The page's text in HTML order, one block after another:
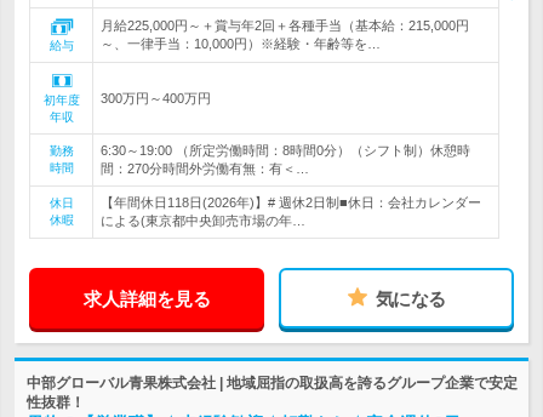
給与
月給225,000円～＋賞与年2回＋各種手当（基本給：215,000円
～、一律手当：10,000円）※経験・年齢等を…
初年度
年収
300万円～400万円
勤務
時間
6:30～19:00 （所定労働時間：8時間0分）（シフト制）休憩時
間：270分時間外労働有無：有＜…
休日
休暇
【年間休日118日(2026年)】# 週休2日制■休日：会社カレンダー
による(東京都中央卸売市場の年…
求人詳細を見る 気になる
中部グローバル青果株式会社 | 地域屈指の取扱高を誇るグループ企業で安定
性抜群！